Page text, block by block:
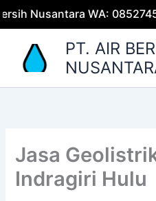
Nusantara WA:
Lewati
PT. AIR
Jasa
Indragiri Hulu